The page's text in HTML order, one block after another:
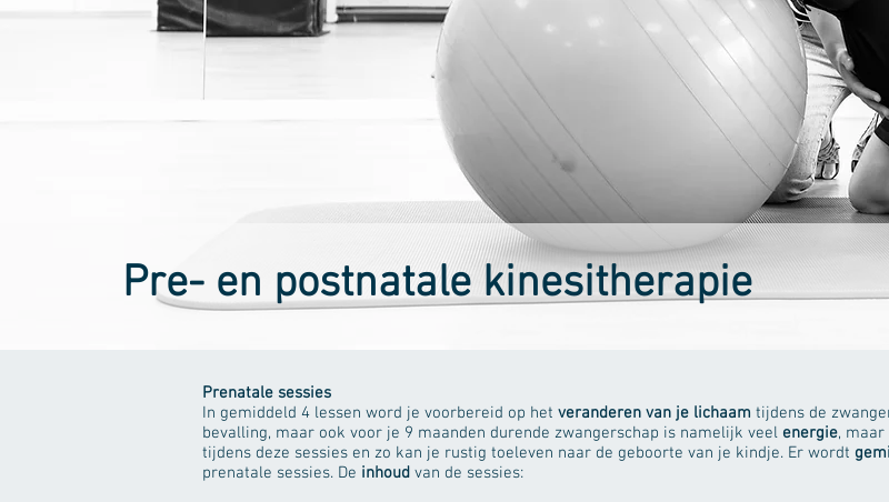
Pre- en postnatale kinesitherapie
Prenatale sessies
In gemiddeld 4 lessen word je voorbereid op het veranderen van je lichaam tijdens de
bevalling, maar ook voor je 9 maanden durende zwangerschap is namelijk veel energie, maar
tijdens deze sessies en zo kan je rustig toeleven naar de geboorte van je kindje. Er wordt
prenatale sessies. De inhoud van de sessies: